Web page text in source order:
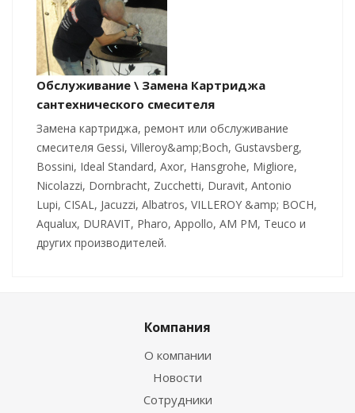
Обслуживание \ Замена Картриджа
сантехнического смесителя
Замена картриджа, ремонт или обслуживание
смесителя Gessi, Villeroy&amp;Boch, Gustavsberg,
Bossini, Ideal Standard, Axor, Hansgrohe, Migliore,
Nicolazzi, Dornbracht, Zucchetti, Duravit, Antonio
Lupi, CISAL, Jacuzzi, Albatros, VILLEROY &amp; BOCH,
Aqualux, DURAVIT, Pharo, Appollo, AM PM, Teuco и
других производителей.
Компания
О компании
Новости
Сотрудники